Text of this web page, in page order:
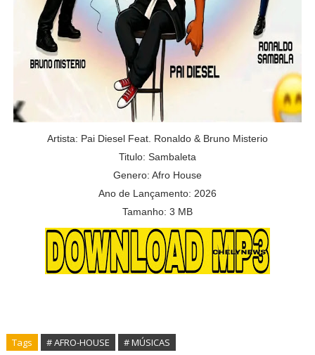
Artista: Pai Diesel Feat. Ronaldo & Bruno Misterio
Titulo: Sambaleta
Genero: Afro House
Ano de Lançamento: 2026
Tamanho: 3 MB
Tags # AFRO-HOUSE # MÚSICAS